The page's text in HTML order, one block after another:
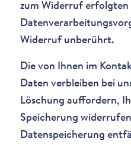
zum Widerruf erfolgten
Widerruf unberührt.
Die von Ihnen im
Daten verbleiben bei
Löschung auffordern,
Speicherung
Datenspeicherung